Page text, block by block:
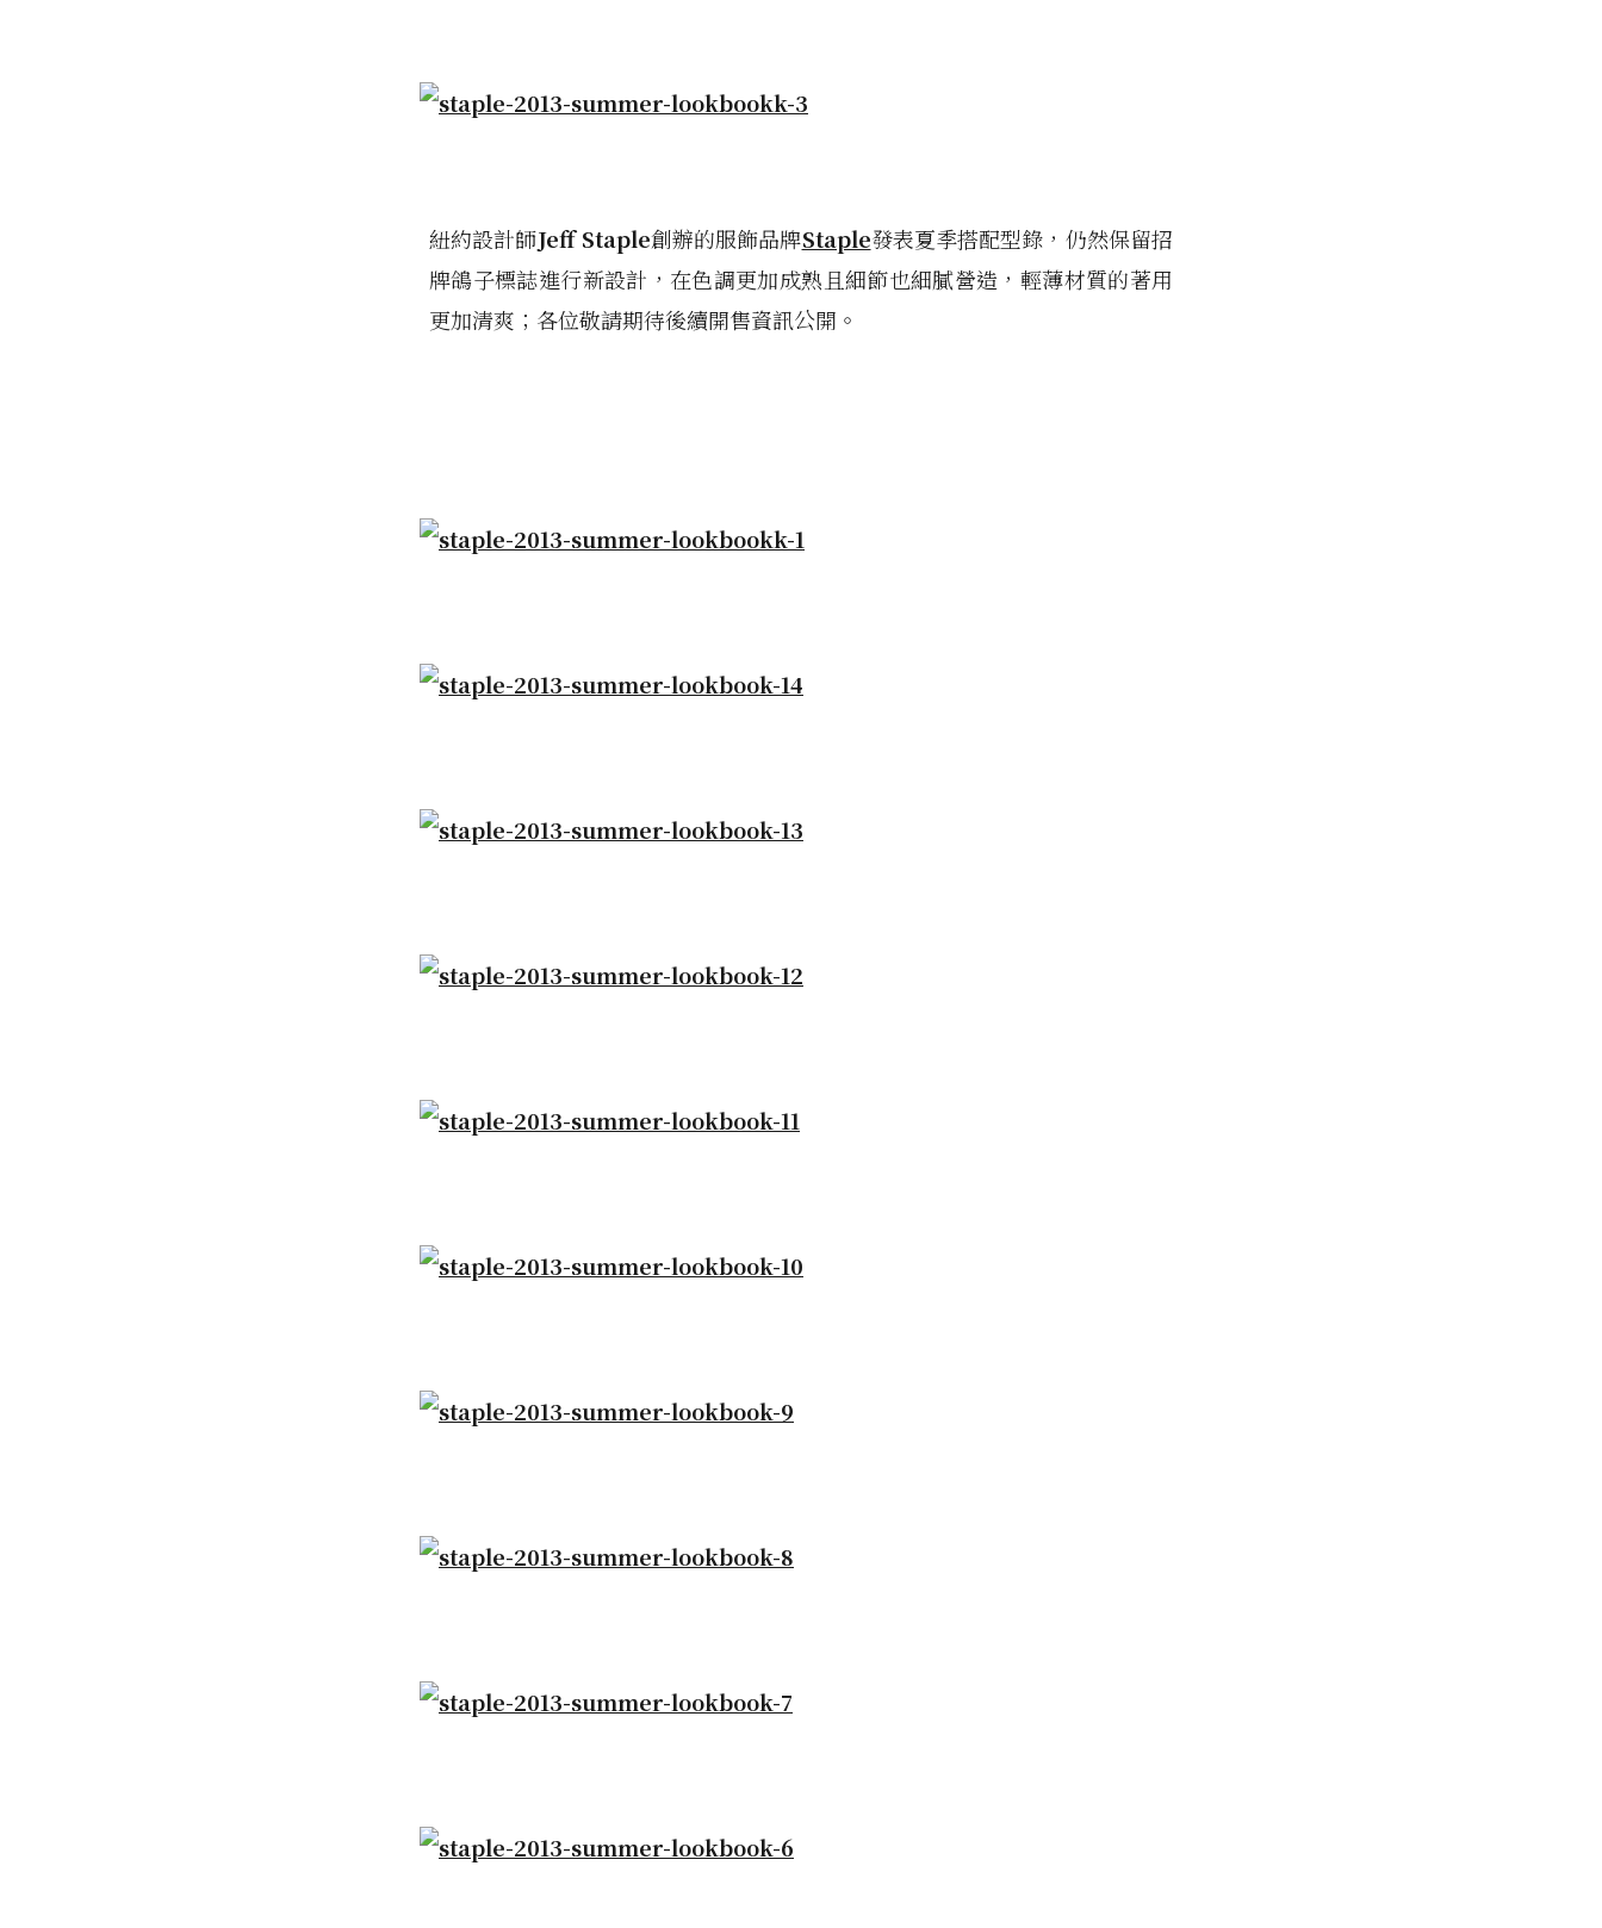
紐約設計師Jeff Staple創辦的服飾品牌Staple發表夏季搭配型錄，仍然保留招
牌鴿子標誌進行新設計，在色調更加成熟且細節也細膩營造，輕薄材質的著用
更加清爽；各位敬請期待後續開售資訊公開。